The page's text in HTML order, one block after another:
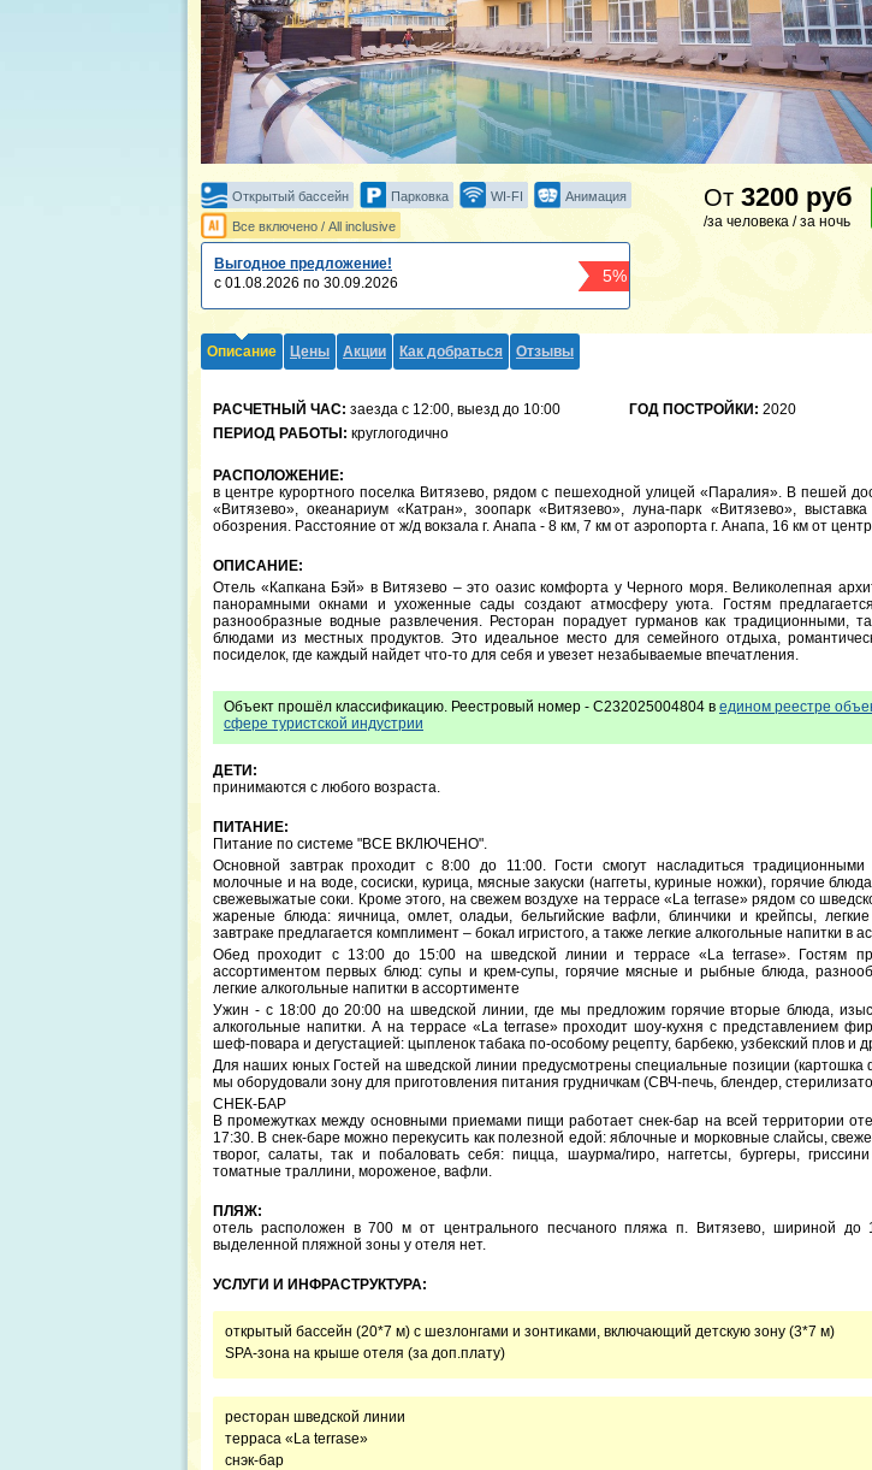
Открытый бассейн Парковка WI-FI Анимация
Все включено / All inclusive
От 3200 руб
/за человека / за ночь
Выгодное предложение!
с 01.08.2026 по 30.09.2026
5%
Описание Цены Акции Как добраться Отзывы
РАСЧЕТНЫЙ ЧАС: заезда с 12:00, выезд до 10:00 ГОД ПОСТРОЙКИ: 2020
ПЕРИОД РАБОТЫ: круглогодично
РАСПОЛОЖЕНИЕ:
в центре курортного поселка Витязево, рядом с пешеходной улицей «Паралия». В пешей
«Витязево», океанариум «Катран», зоопарк «Витязево», луна-парк «Витязево»,
обозрения. Расстояние от ж/д вокзала г. Анапа - 8 км, 7 км от аэропорта г. Анапа, 16 км от
ОПИСАНИЕ:
Отель «Капкана Бэй» в Витязево – это оазис комфорта у Черного моря. Великолепная
панорамными окнами и ухоженные сады создают атмосферу уюта. Гостям
разнообразные водные развлечения. Ресторан порадует гурманов как традиционными,
блюдами из местных продуктов. Это идеальное место для семейного отдыха,
посиделок, где каждый найдет что-то для себя и увезет незабываемые впечатления.
Объект прошёл классификацию. Реестровый номер - С232025004804 в едином реестре
сфере туристской индустрии
ДЕТИ:
принимаются с любого возраста.
ПИТАНИЕ:
Питание по системе "ВСЕ ВКЛЮЧЕНО".
Основной завтрак проходит с 8:00 до 11:00. Гости смогут насладиться
молочные и на воде, сосиски, курица, мясные закуски (наггеты, куриные ножки), горячие
свежевыжатые соки. Кроме этого, на свежем воздухе на террасе «La terrase» рядом со
жареные блюда: яичница, омлет, оладьи, бельгийские вафли, блинчики и крейпсы,
завтраке предлагается комплимент – бокал игристого, а также легкие алкогольные напитки в
Обед проходит с 13:00 до 15:00 на шведской линии и террасе «La terrase». Гостям
ассортиментом первых блюд: супы и крем-супы, горячие мясные и рыбные блюда,
легкие алкогольные напитки в ассортименте
Ужин - с 18:00 до 20:00 на шведской линии, где мы предложим горячие вторые блюда,
алкогольные напитки. А на террасе «La terrase» проходит шоу-кухня с представлением
шеф-повара и дегустацией: цыпленок табака по-особому рецепту, барбекю, узбекский плов и
Для наших юных Гостей на шведской линии предусмотрены специальные позиции (картошка
мы оборудовали зону для приготовления питания грудничкам (СВЧ-печь, блендер,
СНЕК-БАР
В промежутках между основными приемами пищи работает снек-бар на всей территории
17:30. В снек-баре можно перекусить как полезной едой: яблочные и морковные слайсы,
творог, салаты, так и побаловать себя: пицца, шаурма/гиро, наггетсы, бургеры,
томатные траллини, мороженое, вафли.
ПЛЯЖ:
отель расположен в 700 м от центрального песчаного пляжа п. Витязево, шириной до
выделенной пляжной зоны у отеля нет.
УСЛУГИ И ИНФРАСТРУКТУРА:
открытый бассейн (20*7 м) c шезлонгами и зонтиками, включающий детскую зону (3*7 м)
SPA-зона на крыше отеля (за доп.плату)
ресторан шведской линии
терраса «La terrase»
снэк-бар